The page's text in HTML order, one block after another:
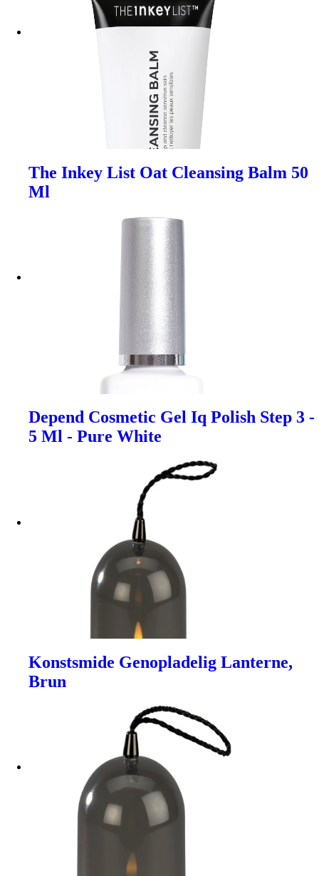
The Inkey List Oat Cleansing Balm 50
Ml
Depend Cosmetic Gel Iq Polish Step 3 -
5 Ml - Pure White
Konstsmide Genopladelig Lanterne,
Brun